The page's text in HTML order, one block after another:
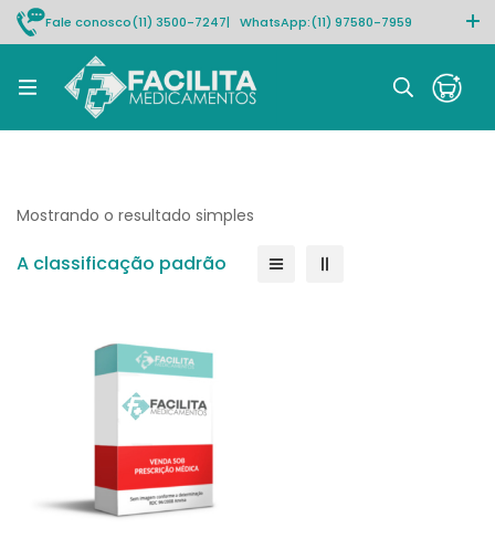
Fale conosco(11) 3500-7247| WhatsApp:(11) 97580-7959
Rastrear pedido
Mostrando o resultado simples
A classificação padrão